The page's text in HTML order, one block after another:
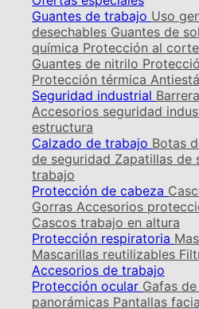
Guantes de trabajo Uso
desechables Guantes de
química Protección al corte
Guantes de nitrilo
Protección térmica
Seguridad industrial
Accesorios seguridad
estructura
Calzado de trabajo Botas
de seguridad Zapatillas de
trabajo
Protección de cabeza
Gorras Accesorios
Cascos trabajo en altura
Protección respiratoria
Mascarillas reutilizables
Accesorios de trabajo
Protección ocular Gafas
panorámicas Pantallas